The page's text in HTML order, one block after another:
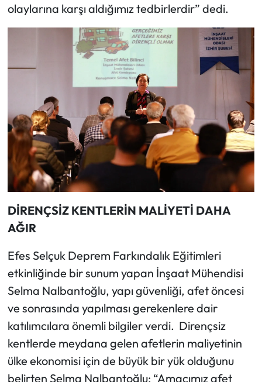
olaylarına karşı aldığımız tedbirlerdir” dedi.
DİRENÇSİZ KENTLERİN MALİYETİ DAHA
AĞIR
Efes Selçuk Deprem Farkındalık Eğitimleri
etkinliğinde bir sunum yapan İnşaat Mühendisi
Selma Nalbantoğlu, yapı güvenliği, afet öncesi
ve sonrasında yapılması gerekenlere dair
katılımcılara önemli bilgiler verdi. Dirençsiz
kentlerde meydana gelen afetlerin maliyetinin
ülke ekonomisi için de büyük bir yük olduğunu
belirten Selma Nalbantoğlu; “Amacımız afet